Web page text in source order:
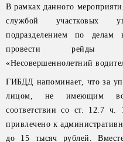
В рамках данного
службой участковых
подразделением по делам
провести рейды
«Несовершеннолетний
ГИБДД напоминает, что за
лицом, не имеющим
соответствии со ст. 12.7
привлечено к
до 15 тысяч рублей.